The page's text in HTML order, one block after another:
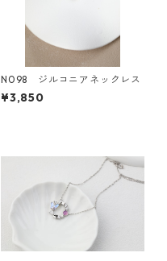
N098 ジルコニアネックレス
¥3,850